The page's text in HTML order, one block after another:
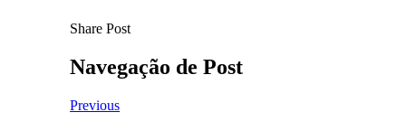
Share Post
Navegação de Post
Previous